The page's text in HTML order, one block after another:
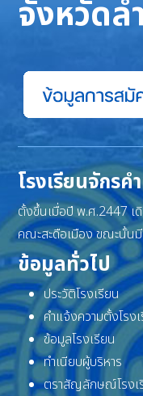
จังหวัดล
โรงเรียนจักร
ตั้งขึ้นเมื่อปี พ.ศ.2447
คณะสะดือเมือง ขณะนั้น
ข้อมูลทั่วไป
ประวัติโรงเรียน
คำแจ้งความตั้งโรง
ข้อมูลโรงเรียน
ทำเนียบผู้บริหาร
ตราสัญลักษณ์โรงเ